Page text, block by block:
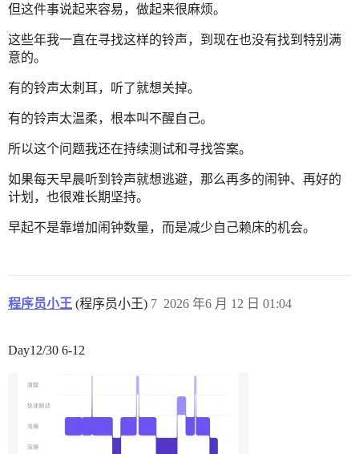
但这件事说起来容易，做起来很麻烦。
这些年我一直在寻找这样的铃声，到现在也没有找到特别满
意的。
有的铃声太刺耳，听了就想关掉。
有的铃声太温柔，根本叫不醒自己。
所以这个问题我还在持续测试和寻找答案。
如果每天早晨听到铃声就想逃避，那么再多的闹钟、再好的
计划，也很难长期坚持。
早起不是靠增加闹钟数量，而是减少自己赖床的机会。
程序员小王 (程序员小王) 2026 年6 月 12 日 01:04
7
Day12/30 6-12